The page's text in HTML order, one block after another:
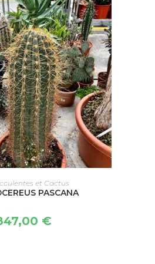
DES OPTIONS
et Cactus
PASCANA
€